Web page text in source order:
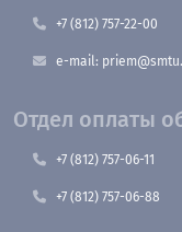
+7 (812) 757-22-00
e-mail:
Отдел оплаты
+7 (812) 757-06-11
+7 (812) 757-06-88